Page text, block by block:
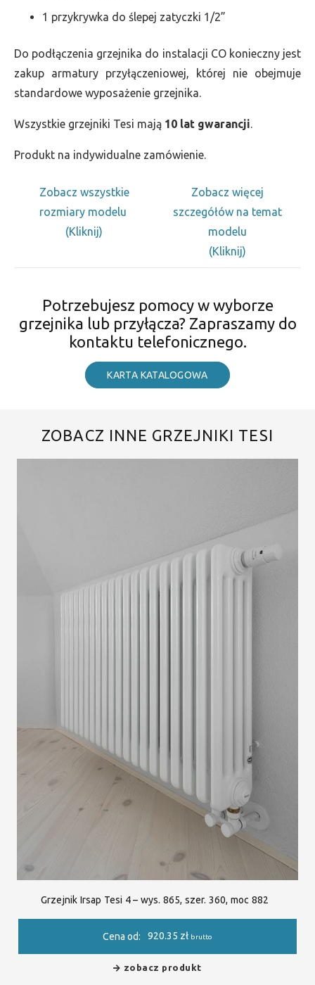
1 przykrywka do ślepej zatyczki 1/2”
Do podłączenia grzejnika do instalacji CO konieczny jest
zakup armatury przyłączeniowej, której nie obejmuje
standardowe wyposażenie grzejnika.
Wszystkie grzejniki Tesi mają 10 lat gwarancji.
Produkt na indywidualne zamówienie.
Zobacz wszystkie
rozmiary modelu
(Kliknij)
Zobacz więcej
szczegółów na temat
modelu
(Kliknij)
Potrzebujesz pomocy w wyborze
grzejnika lub przyłącza? Zapraszamy do
kontaktu telefonicznego.
KARTA KATALOGOWA
ZOBACZ INNE GRZEJNIKI TESI
Grzejnik Irsap Tesi 4 – wys. 865, szer. 360, moc 882
Cena od: 920.35 zł brutto
zobacz produkt